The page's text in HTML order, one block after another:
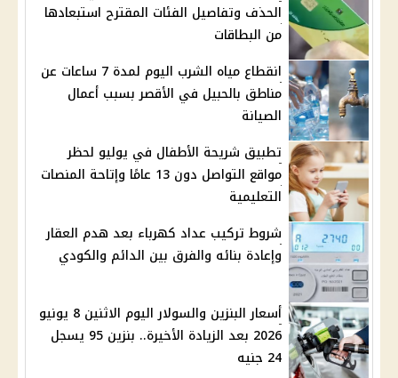
الحذف وتفاصيل الفئات المقترح استبعادها
من البطاقات
انقطاع مياه الشرب اليوم لمدة 7 ساعات عن
مناطق بالحبيل في الأقصر بسبب أعمال
الصيانة
تطبيق شريحة الأطفال في يوليو لحظر
مواقع التواصل دون 13 عامًا وإتاحة المنصات
التعليمية
شروط تركيب عداد كهرباء بعد هدم العقار
وإعادة بنائه والفرق بين الدائم والكودي
أسعار البنزين والسولار اليوم الاثنين 8 يونيو
2026 بعد الزيادة الأخيرة.. بنزين 95 يسجل
24 جنيه